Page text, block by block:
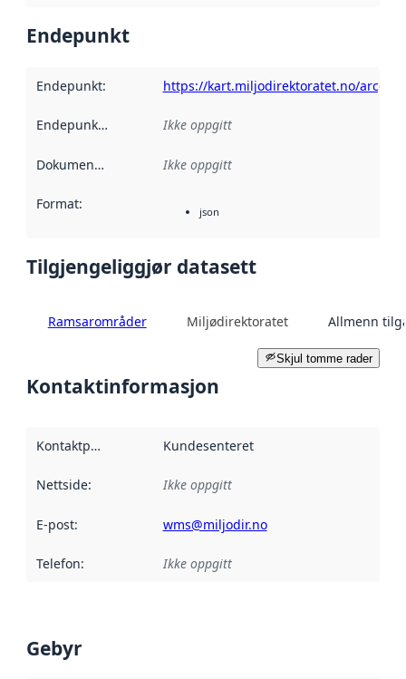
Endepunkt
Endepunkt: https://kart.miljodirektoratet.no/arcgis/
Endepunktbeskrivelse :
Ikke oppgitt
Dokumentasjon Ikke oppgitt
Format: json
Tilgjengeliggjør datasett
Ramsarområder Miljødirektoratet Allmenn
Skjul tomme rader
Kontaktinformasjon
Kontaktpunkt Kundesenteret
Nettside: Ikke oppgitt
E-post: wms@miljodir.no
Telefon: Ikke oppgitt
Gebyr